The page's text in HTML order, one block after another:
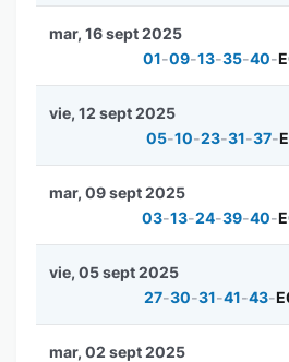
01-09-13-35-40-
mar, 16 sept 2025
05-10-23-31-37-
vie, 12 sept 2025
03-13-24-39-40-
mar, 09 sept 2025
27-30-31-41-43-
vie, 05 sept 2025
mar, 02 sept 2025